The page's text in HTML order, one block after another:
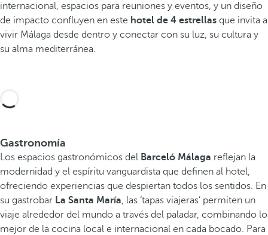
internacional, espacios para reuniones y eventos, y un diseño
de impacto confluyen en este hotel de 4 estrellas que invita a
vivir Málaga desde dentro y conectar con su luz, su cultura y
su alma mediterránea.
Gastronomía
Los espacios gastronómicos del Barceló Málaga reflejan la
modernidad y el espíritu vanguardista que definen al hotel,
ofreciendo experiencias que despiertan todos los sentidos. En
su gastrobar La Santa María, las ‘tapas viajeras’ permiten un
viaje alrededor del mundo a través del paladar, combinando lo
mejor de la cocina local e internacional en cada bocado. Para